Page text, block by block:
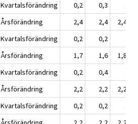
Kvartalsförändring
0,2 0,3
Årsförändring 2,4 2,4
2,4
Kvartalsförändring
0,2 0,2
Årsförändring 1,7 1,6
1,8
Kvartalsförändring
0,2 0,4
Årsförändring 2,2 2,2
2,2
Kvartalsförändring
0,2 0,2